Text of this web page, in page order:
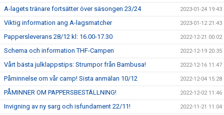
A-lagets tränare fortsätter över säsongen 23/24 2023-01-24 19:43
Viktig information ang A-lagsmatcher 2023-01-12 21:43
Pappersleverans 28/12 kl: 16.00-17.30 2022-12-21 00:02
Schema och information THF-Campen 2022-12-19 20:35
Vårt bästa julklappstips: Strumpor från Bambusa! 2022-12-16 11:47
Påminnelse om vår camp! Sista anmälan 10/12 2022-12-04 15:28
PÅMINNER OM PAPPERSBESTÄLLNING! 2022-12-02 11:46
Invigning av ny sarg och isfundament 22/11! 2022-11-21 11:04